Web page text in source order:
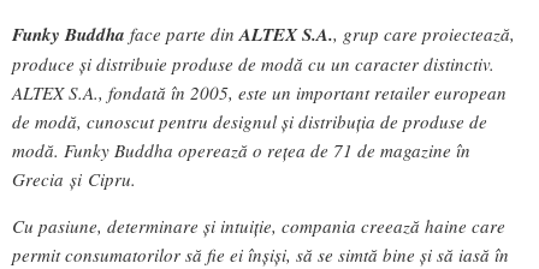
Funky Buddha face parte din ALTEX S.A., grup care proiectează,
produce și distribuie produse de modă cu un caracter distinctiv.
ALTEX S.A., fondată în 2005, este un important retailer european
de modă, cunoscut pentru designul și distribuția de produse de
modă. Funky Buddha operează o rețea de 71 de magazine în
Grecia și Cipru.
Cu pasiune, determinare și intuiție, compania creează haine care
permit consumatorilor să fie ei înșiși, să se simtă bine și să iasă în